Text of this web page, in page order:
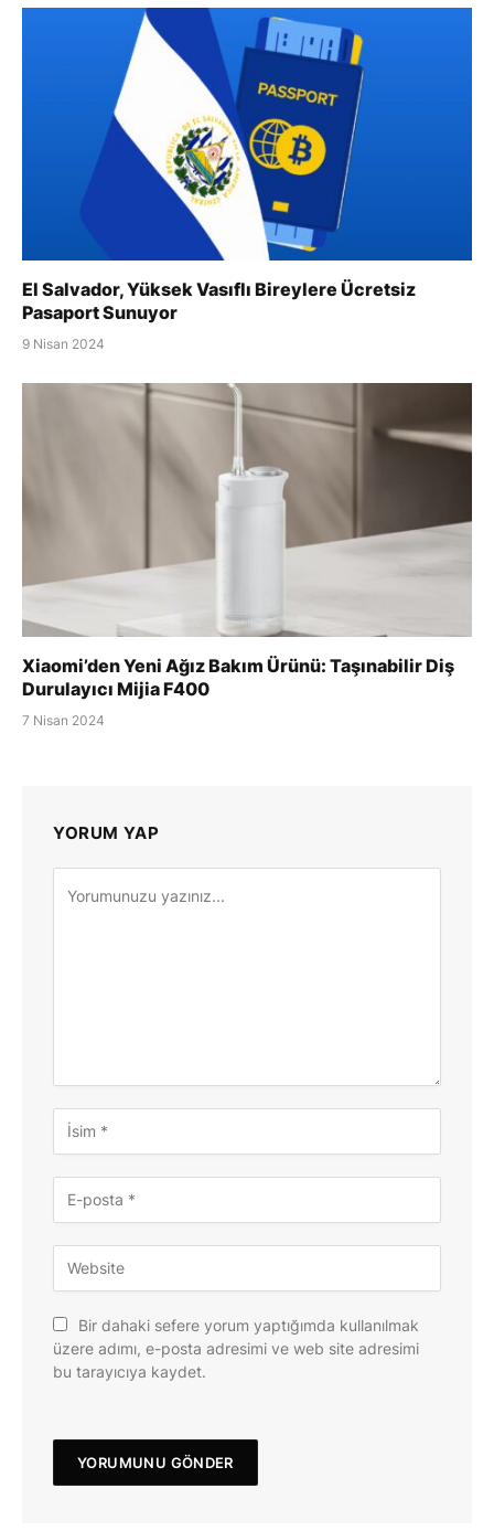
El Salvador, Yüksek Vasıflı Bireylere Ücretsiz
Pasaport Sunuyor
9 Nisan 2024
Xiaomi’den Yeni Ağız Bakım Ürünü: Taşınabilir Diş
Durulayıcı Mijia F400
7 Nisan 2024
YORUM YAP
Bir dahaki sefere yorum yaptığımda kullanılmak
üzere adımı, e-posta adresimi ve web site adresimi
bu tarayıcıya kaydet.